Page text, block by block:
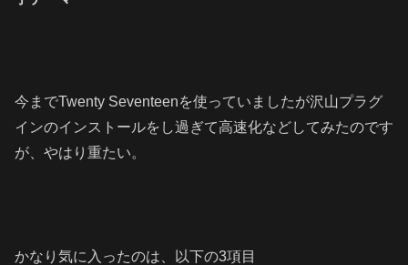
今までTwenty Seventeenを使っていましたが沢山プラグ
インのインストールをし過ぎて高速化などしてみたのです
が、やはり重たい。
かなり気に入ったのは、以下の3項目